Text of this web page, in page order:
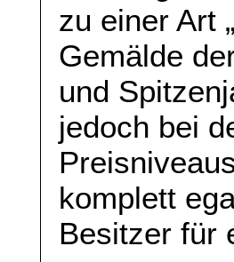
zu einer Art
Gemälde
und
jedoch bei
komplett
Besitzer für